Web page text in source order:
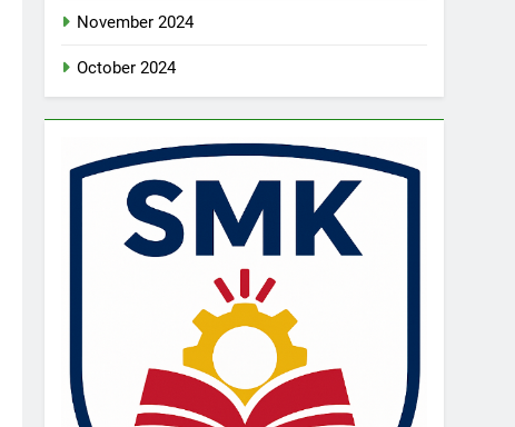
November 2024
October 2024